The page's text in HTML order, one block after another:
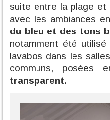
suite entre la plage et
avec les ambiances
du bleu et des tons
notamment été
lavabos dans les
communs,
transparent.